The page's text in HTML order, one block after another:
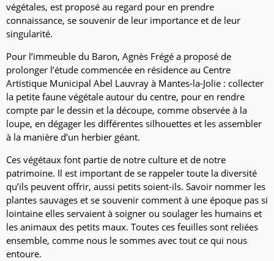
végétales, est proposé au regard pour en prendre
connaissance, se souvenir de leur importance et de leur
singularité.
Pour l’immeuble du Baron, Agnès Frégé a proposé de
prolonger l’étude commencée en résidence au Centre
Artistique Municipal Abel Lauvray à Mantes-la-Jolie : collecter
la petite faune végétale autour du centre, pour en rendre
compte par le dessin et la découpe, comme observée à la
loupe, en dégager les différentes silhouettes et les assembler
à la manière d’un herbier géant.
Ces végétaux font partie de notre culture et de notre
patrimoine. Il est important de se rappeler toute la diversité
qu’ils peuvent offrir, aussi petits soient-ils. Savoir nommer les
plantes sauvages et se souvenir comment à une époque pas si
lointaine elles servaient à soigner ou soulager les humains et
les animaux des petits maux. Toutes ces feuilles sont reliées
ensemble, comme nous le sommes avec tout ce qui nous
entoure.